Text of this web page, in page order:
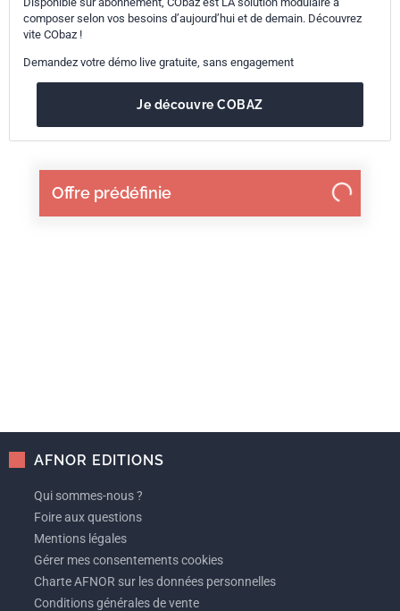
Offre prédéfinie
composer selon vos besoins d’aujourd’hui et de demain. Découvrez
vite CObaz !
Demandez votre démo live gratuite, sans engagement
Je découvre COBAZ
AFNOR EDITIONS
Qui sommes-nous ?
Foire aux questions
Mentions légales
Gérer mes consentements cookies
Charte AFNOR sur les données personnelles
Conditions générales de vente